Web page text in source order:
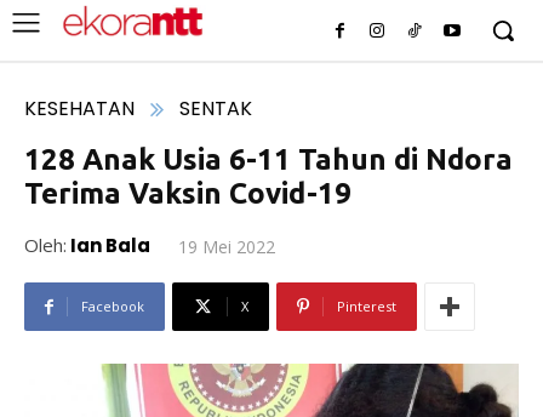
KESEHATAN SENTAK
128 Anak Usia 6-11 Tahun di Ndora
Terima Vaksin Covid-19
Oleh: Ian Bala 19 Mei 2022
Facebook X Pinterest